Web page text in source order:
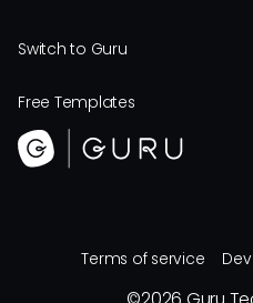
Switch to Guru
Free Templates
Terms of service